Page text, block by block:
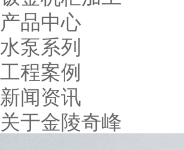
产品中心
水泵系列
工程案例
新闻资讯
关于金陵奇峰